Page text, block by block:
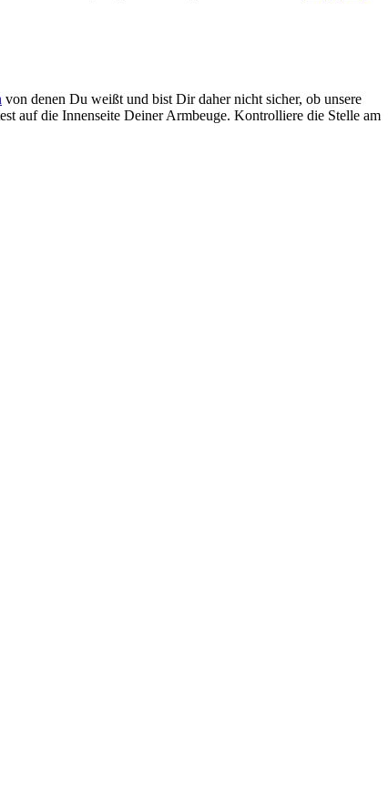
von denen Du weißt und bist Dir daher nicht sicher, ob unsere
auf die Innenseite Deiner Armbeuge. Kontrolliere die Stelle am